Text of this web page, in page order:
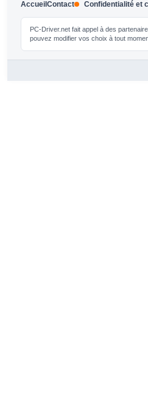
Accueil Contact Confidentialité et
PC-Driver.net fait appel à des
pouvez modifier vos choix à tout